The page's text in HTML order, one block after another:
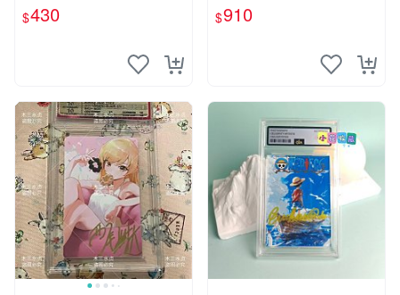
藏故事推薦。名家陳全勝畫
作，自然舊品可收藏。 將相
$430
卡磚附送 乒乓 動畫 松本大洋
$910